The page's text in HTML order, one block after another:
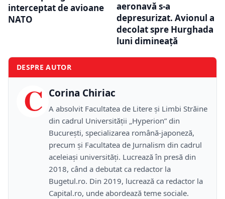
interceptat de avioane
NATO
aeronavă s-a
depresurizat. Avionul a
decolat spre Hurghada
luni dimineață
DESPRE AUTOR
C Corina Chiriac
A absolvit Facultatea de Litere și Limbi Străine
din cadrul Universității „Hyperion” din
București, specializarea română-japoneză,
precum și Facultatea de Jurnalism din cadrul
aceleiași universități. Lucrează în presă din
2018, când a debutat ca redactor la
Bugetul.ro. Din 2019, lucrează ca redactor la
Capital.ro, unde abordează teme sociale.